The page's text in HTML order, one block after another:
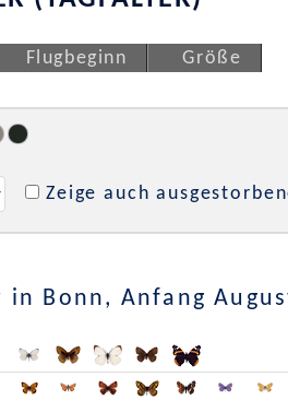
Flugbeginn Größe
Zeige auch
in Bonn, Anfang